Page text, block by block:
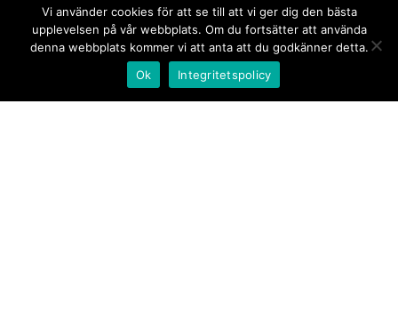
Vi använder cookies för att se till att vi ger dig den bästa
upplevelsen på vår webbplats. Om du fortsätter att använda
denna webbplats kommer vi att anta att du godkänner detta.
Ok
Integritetspolicy